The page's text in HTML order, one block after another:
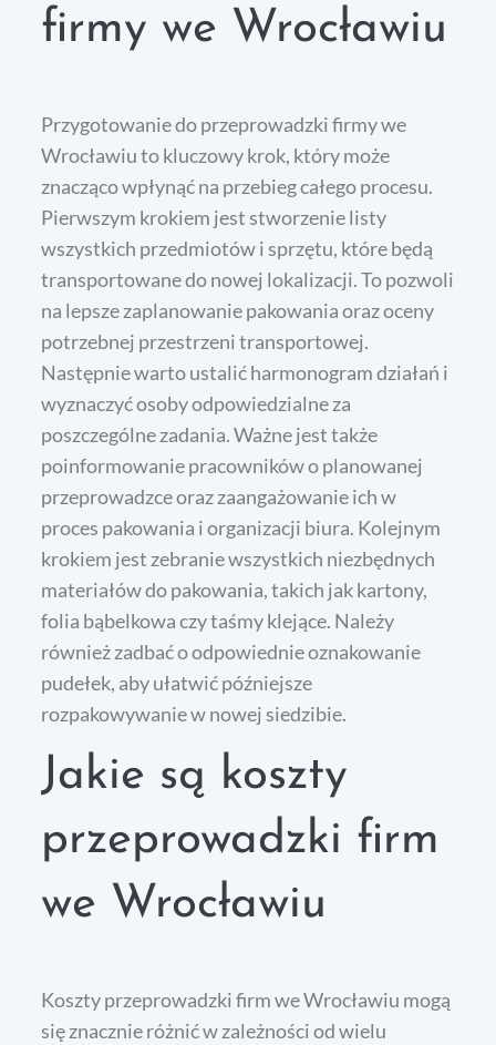
firmy we Wrocławiu
Przygotowanie do przeprowadzki firmy we
Wrocławiu to kluczowy krok, który może
znacząco wpłynąć na przebieg całego procesu.
Pierwszym krokiem jest stworzenie listy
wszystkich przedmiotów i sprzętu, które będą
transportowane do nowej lokalizacji. To pozwoli
na lepsze zaplanowanie pakowania oraz oceny
potrzebnej przestrzeni transportowej.
Następnie warto ustalić harmonogram działań i
wyznaczyć osoby odpowiedzialne za
poszczególne zadania. Ważne jest także
poinformowanie pracowników o planowanej
przeprowadzce oraz zaangażowanie ich w
proces pakowania i organizacji biura. Kolejnym
krokiem jest zebranie wszystkich niezbędnych
materiałów do pakowania, takich jak kartony,
folia bąbelkowa czy taśmy klejące. Należy
również zadbać o odpowiednie oznakowanie
pudełek, aby ułatwić późniejsze
rozpakowywanie w nowej siedzibie.
Jakie są koszty
przeprowadzki firm
we Wrocławiu
Koszty przeprowadzki firm we Wrocławiu mogą
się znacznie różnić w zależności od wielu